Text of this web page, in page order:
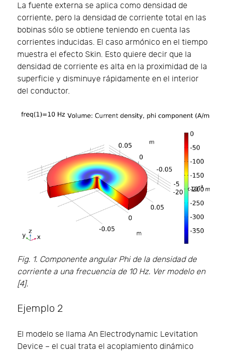
La fuente externa se aplica como densidad de
corriente, pero la densidad de corriente total en las
bobinas sólo se obtiene teniendo en cuenta las
corrientes inducidas. El caso armónico en el tiempo
muestra el efecto Skin. Esto quiere decir que la
densidad de corriente es alta en la proximidad de la
superficie y disminuye rápidamente en el interior
del conductor.
Fig. 1. Componente angular Phi de la densidad de
corriente a una frecuencia de 10 Hz. Ver modelo en
[4].
Ejemplo 2
El modelo se llama An Electrodynamic Levitation
Device – el cual trata el acoplamiento dinámico